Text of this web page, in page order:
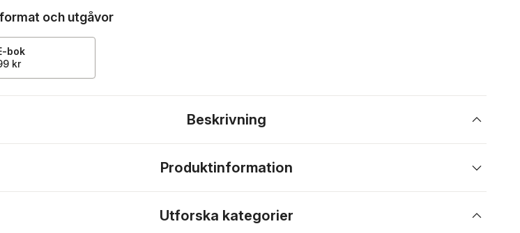
och utgåvor
bok
kr
Beskrivning
Produktinformation
Utforska kategorier